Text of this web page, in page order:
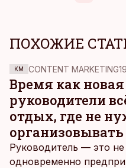
ПОХОЖИЕ
KM CONTENT MARKETING
Время как
руководители
отдых, где не
Руководитель — это
одновременно